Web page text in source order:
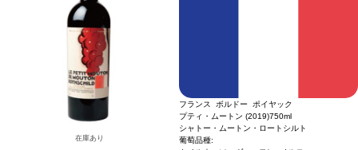
100% シャルドネ
庫があり価格が同様の場合は自動的に次のヴィンテージに変更されます、ご了承く
在庫あり
フランス ボルドー ポイヤック
プティ・ムートン (2019)750ml
シャトー・ムートン・ロートシルト
葡萄品種: